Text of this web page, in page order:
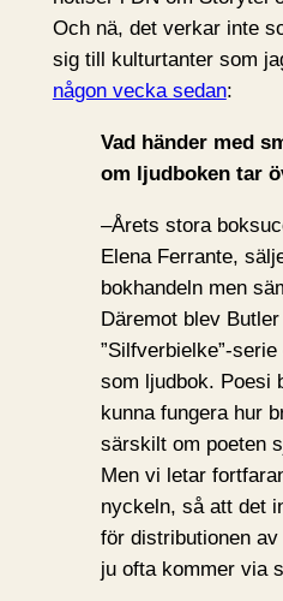
Och nä, det verkar inte
sig till kulturtanter som
någon vecka sedan:
Vad händer med
om ljudboken tar
–Årets stora
Elena Ferrante,
bokhandeln men
Däremot blev
”Silfverbielke”-
som ljudbok. Poesi
kunna fungera hur
särskilt om poeten
Men vi letar
nyckeln, så att det
för distributionen
ju ofta kommer via